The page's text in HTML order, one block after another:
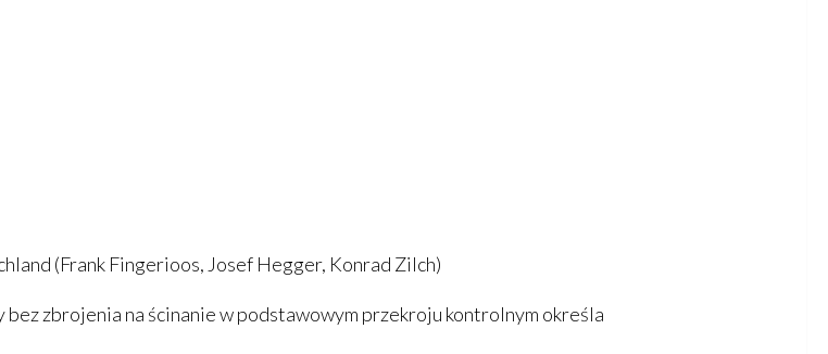
(Frank Fingerioos, Josef Hegger, Konrad Zilch)
bez zbrojenia na ścinanie w podstawowym przekroju kontrolnym określa